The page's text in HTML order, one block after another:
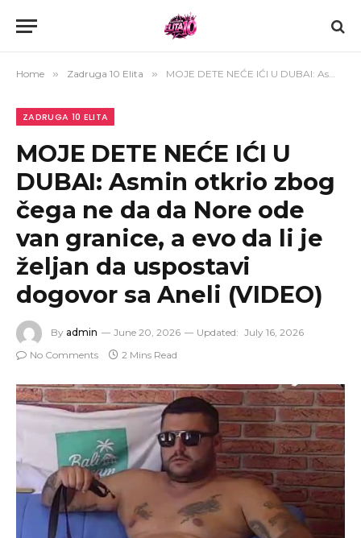
Home » Zadruga 10 Elita » MOJE DETE NEĆE IĆI U DUBAI: Asmin otkrio zbog čega ne da da Nore ode van granice, a evo da li je željan da uspostavi dogovor sa Aneli (VIDEO)
ZADRUGA 10 ELITA
MOJE DETE NEĆE IĆI U
DUBAI: Asmin otkrio zbog
čega ne da da Nore ode
van granice, a evo da li je
željan da uspostavi
dogovor sa Aneli (VIDEO)
By admin June 20, 2026 Updated: July 16, 2026
No Comments
2 Mins Read